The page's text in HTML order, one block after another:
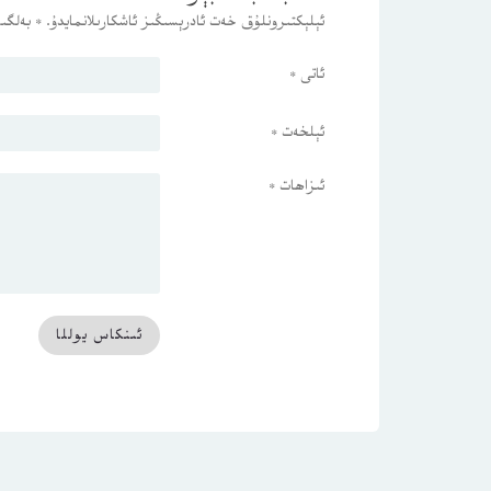
ئېلېكتىرونلۇق خەت ئادرېسىڭىز ئاشكارىلانمايدۇ. *
ئاتى *
ئېلخەت *
ئىزاھات *